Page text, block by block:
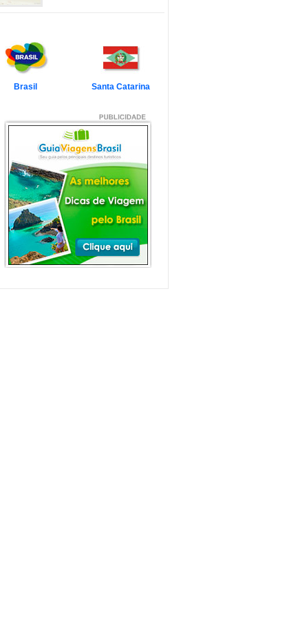
de Balneário Camboriú e
Balneário Camboriú é um passeio
em Florianópolis
Florianópolis é um dos destinos mais
desejados dos último...
Veja mais...
Garopaba e Região com
Crianças
Garopaba é um município de Santa
Catarina a 80 quilômetro...
Veja mais...
Litoral de Santa Catarina
Brasil Santa Catarina